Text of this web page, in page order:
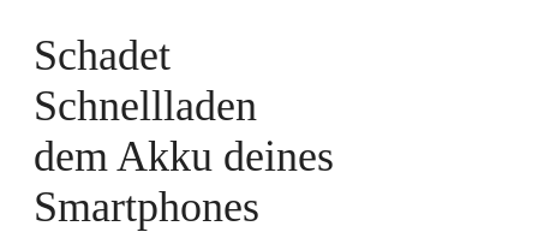
Schadet
Schnellladen
dem Akku deines
Smartphones